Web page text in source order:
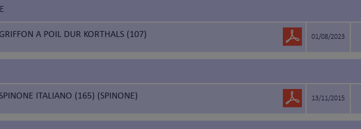
GRIFFON A POIL DUR KORTHALS (107) 01/08/2023
ITALIANO (165) (SPINONE) 13/11/2015